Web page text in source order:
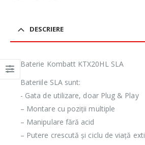
DESCRIERE
Baterie Kombatt KTX20HL SLA
Bateriile SLA sunt:
​​- Gata de utilizare, doar Plug & Play
– Montare cu poziții multiple
– Manipulare fără acid
– Putere crescută și ciclu de viață